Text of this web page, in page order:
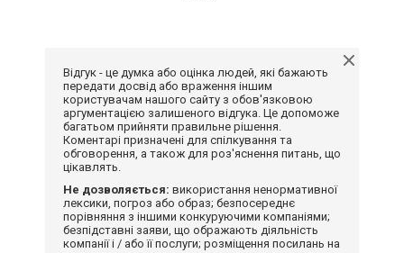
Відгук - це думка або оцінка людей, які бажають
передати досвід або враження іншим
користувачам нашого сайту з обов'язковою
аргументацією залишеного відгука. Це допоможе
багатьом прийняти правильне рішення.
Коментарі призначені для спілкування та
обговорення, а також для роз'яснення питань, що
цікавлять.
Не дозволяється: використання ненормативної
лексики, погроз або образ; безпосереднє
порівняння з іншими конкуруючими компаніями;
безпідставні заяви, що ображають діяльність
компанії і / або її послуги; розміщення посилань на